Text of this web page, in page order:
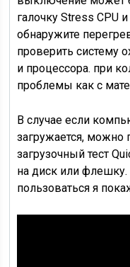
галочкуStress CPU
обнаружите
проверить систему
и процессора. при
проблемы как с
В случае если
загружается, можно
загрузочный тест
на диск или
пользоваться я